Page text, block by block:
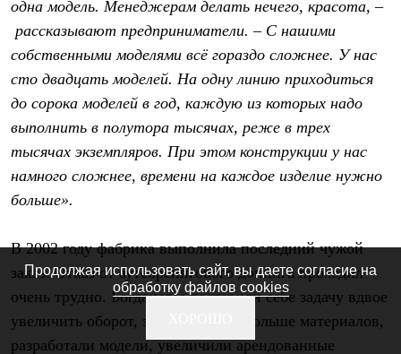
одна модель. Менеджерам делать нечего, красота, –
рассказывают предприниматели. – С нашими
собственными моделями всё гораздо сложнее. У нас
сто двадцать моделей. На одну линию приходиться
до сорока моделей в год, каждую из которых надо
выполнить в полутора тысячах, реже в трех
тысячах экземпляров. При этом конструкции у нас
намного сложнее, времени на каждое изделие нужно
больше».
В 2002 году фабрика выполнила последний чужой
заказ. Отказ от аутсорсингового допинга проходил
очень трудно. Богдановы поставили себе задачу вдвое
увеличить оборот, загодя купили больше материалов,
разработали модели, увеличили арендованные
Продолжая использовать сайт, вы даете согласие на
обработку файлов cookies